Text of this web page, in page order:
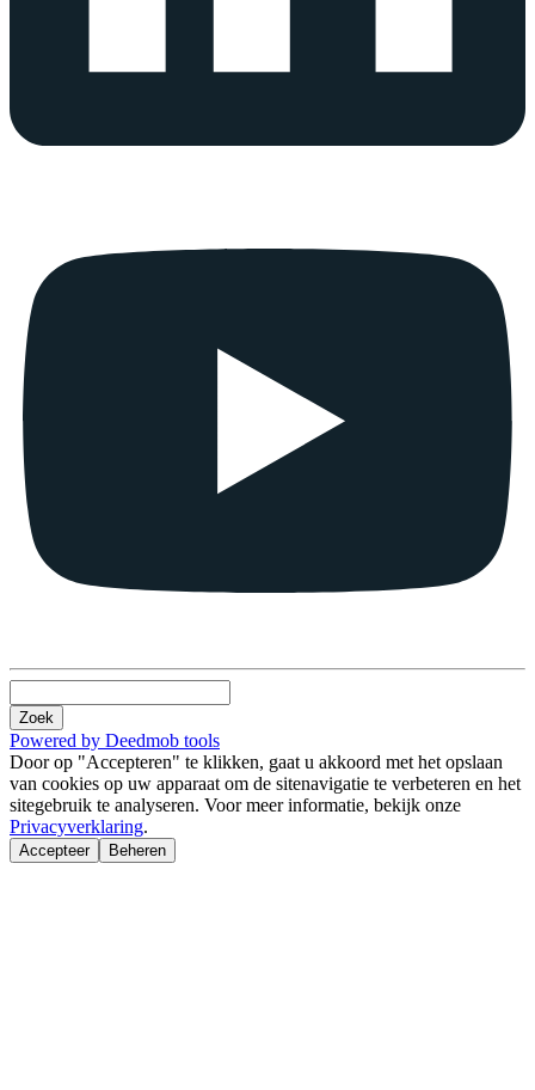
Zoek
Powered by Deedmob tools
Door op "Accepteren" te klikken, gaat u akkoord met het opslaan
van cookies op uw apparaat om de sitenavigatie te verbeteren en het
sitegebruik te analyseren. Voor meer informatie, bekijk onze
Privacyverklaring.
Accepteer Beheren